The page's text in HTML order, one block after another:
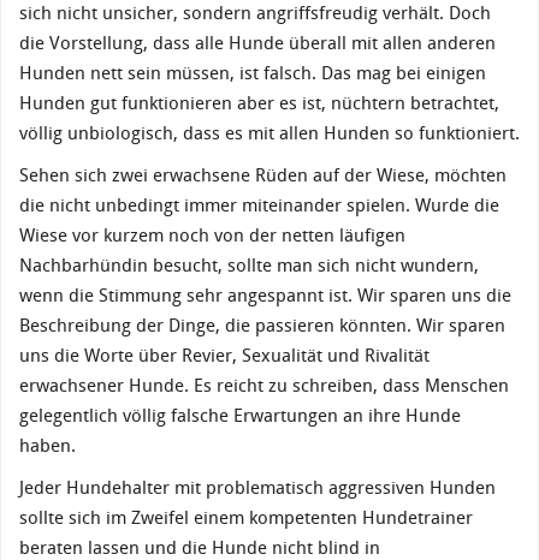
sich nicht unsicher, sondern angriffsfreudig verhält. Doch
die Vorstellung, dass alle Hunde überall mit allen anderen
Hunden nett sein müssen, ist falsch. Das mag bei einigen
Hunden gut funktionieren aber es ist, nüchtern betrachtet,
völlig unbiologisch, dass es mit allen Hunden so funktioniert.
Sehen sich zwei erwachsene Rüden auf der Wiese, möchten
die nicht unbedingt immer miteinander spielen. Wurde die
Wiese vor kurzem noch von der netten läufigen
Nachbarhündin besucht, sollte man sich nicht wundern,
wenn die Stimmung sehr angespannt ist. Wir sparen uns die
Beschreibung der Dinge, die passieren könnten. Wir sparen
uns die Worte über Revier, Sexualität und Rivalität
erwachsener Hunde. Es reicht zu schreiben, dass Menschen
gelegentlich völlig falsche Erwartungen an ihre Hunde
haben.
Jeder Hundehalter mit problematisch aggressiven Hunden
sollte sich im Zweifel einem kompetenten Hundetrainer
beraten lassen und die Hunde nicht blind in